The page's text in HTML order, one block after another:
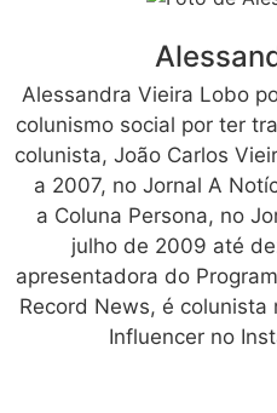
Alessandra Vieira Lobo
colunismo social por ter
colunista, João Carlos
a 2007, no Jornal A
a Coluna Persona, no
julho de 2009 até
apresentadora do
Record News, é
Influencer no